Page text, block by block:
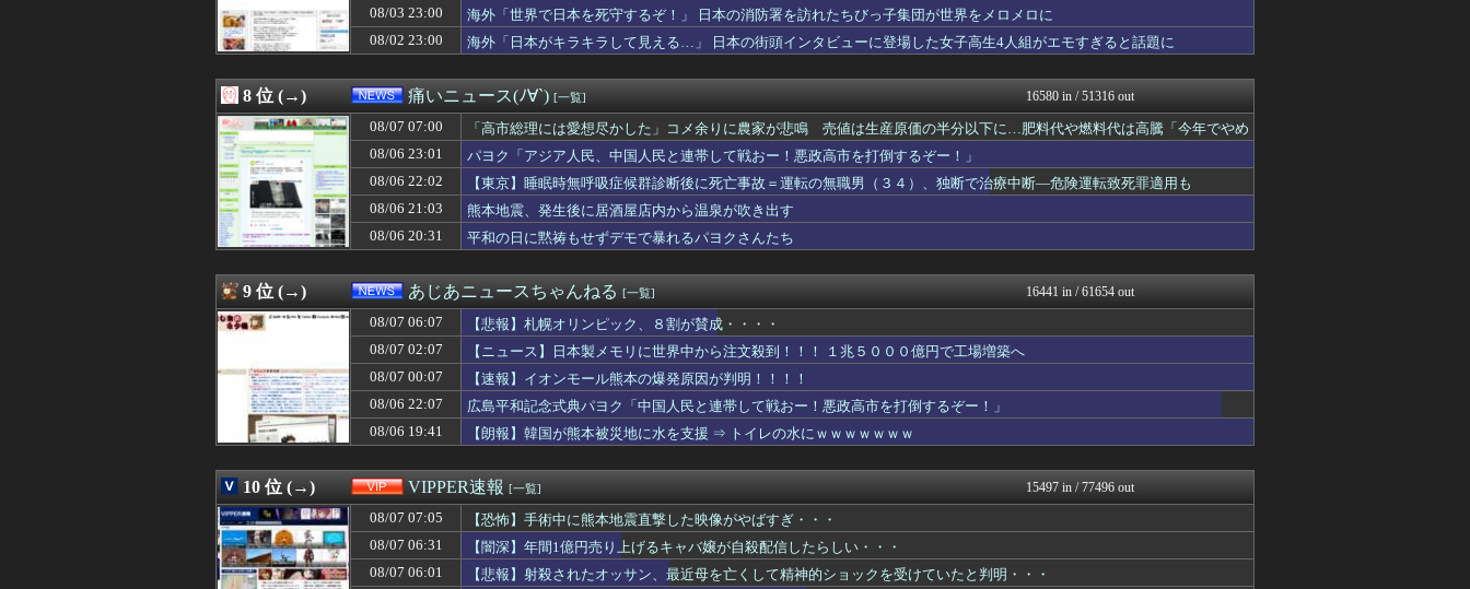
08/07 06:30
【99円】『心霊探偵八雲』 『万能鑑定士Ｑの事件簿』 『東京レイヴンズ』など...
オレ的ゲーム速報＠刃
08/07 06:30
【サッカー】ウガンダサッカー界に衝撃 若き主将が死去 携帯電話強盗に抵抗した末...
フットボール速報
08/07 06:30
【動画】かもしれない運転、限界突破する
キニ速
08/07 06:27
【画像】松本人志さん、大勢の若いファンに囲まれてご満悦・・・
ぶる速-VIP
08/07 06:25
【悲報】パパ活でセッ○スしてきた結果ｗｗｗｗｗｗｗｗwwww
08/07 06:25
【速報】ワンピースの「世界に5種しかない飛行能力」発言の謎が解けるWWW
ゲーム魔人
08/07 06:24
店員さんにタメ口するやつｗｗｗｗｗｗｗｗｗｗｗｗｗｗｗｗｗｗｗｗｗｗｗｗ
08/07 06:22
シングルファーザーワイ、子供の担任と朝を迎える
はーとログ
08/07 06:21
アルゼンチンのファン、W杯決勝の再試合を求める署名活動を開始ｗｗｗ
Samurai GOAL
08/07 06:20
【朗報動画】舞台『美少女戦士セーラームーン』のセーラーウラヌス←くっそかわいい...
08/07 06:18
【朗報】幽遊白書の戸愚呂弟さん、地獄で最も過酷な冥獄界を選ぶｗｗｗ
アニはつ -アニメ発信場-
08/07 06:18
【画像】田中みな実さんの妊娠後の胸がヤバいことになってる
アナ速‐女子アナ画像速報
08/07 06:18
「貰ったなら、その日傘は私が貰って あ げ る」とＡさん。息子に買ってもらえよ...
奥様は鬼女-DQN返しまと...
08/07 06:18
【質問】ゴールデンに冠番組を持つ女アイドルがいないのは何故なのか？
AKB48タイムズ（AKB...
08/07 06:16
【ドジャース6連敗】大谷翔平25号26号ホームランｗｗｗｗｗｗｗｗ
行方不明になった子の名前が「大和」だと知った。その名前について考えた結果、ネッ...
鬼女の宅配便 - 修羅場・...
嫁と子作り中なんだけどこうなるwww
まとめCUP
08/07 06:13
2027年4月に食料品の消費税1％に減税､店頭価格を変えない店も｢利益がほとん...
08/07 06:13
韓国人「熊本地震発生時の病院手術中に突然の大揺れが凄まじい状況だ」
08/07 06:12
【速報】影山優佳（25）、『爆弾発言』キタァアアアアアーーーーー！！
NEWSまとめもりー｜2c...
08/07 06:12
予定より早めに家に帰宅。リビングに「裸の嫁」と男がいた。まさかの不倫現場に遭遇...
浮気ちゃんねる
08/07 06:11
片山さつき（67）ちゃんの防災服ｗｗｗｗｗｗｗｗｗｗｗｗｗｗｗｗｗｗｗ（画像あ...
mashlife通信
08/07 06:10
【賛否両論】バツイチ子連れの私、彼氏が結婚を拒む理由がコレｗｗｗｗｗ
キスログ
08/07 06:10
【画像】Amazon配達員、ブチギレる・・・・・
08/07 06:10
【画像】女優・夏菜、ロンハーで無防備パンチラ
08/07 06:10
【衝撃】21歳女が17歳のセイトの赤ちゃん妊娠→その理由がこれｗｗｗｗ
気団まとめ-噫無情-｜嫁・...
08/07 06:09
【8月7日発売決定】待望の新作がついに登場！ホロライブメンバーたちが熱い戦いを...
トレンドの通り道
08/03 23:00
海外「世界で日本を死守するぞ！」 日本の消防署を訪れたちびっ子集団が世界をメロメロに
08/02 23:00
海外「日本がキラキラして見える…」 日本の街頭インタビューに登場した女子高生4人組がエモすぎると話題に
8 位 (→) 痛いニュース(ﾉ∀`) [一覧] 16580 in / 51316 out
08/07 07:00
「高市総理には愛想尽かした」コメ余りに農家が悲鳴 売値は生産原価の半分以下に…肥料代や燃料代は高騰「今年でやめ
る」農家も
08/06 23:01
パヨク「アジア人民、中国人民と連帯して戦おー！悪政高市を打倒するぞー！」
08/06 22:02
【東京】睡眠時無呼吸症候群診断後に死亡事故＝運転の無職男（３４）、独断で治療中断―危険運転致死罪適用も
08/06 21:03
熊本地震、発生後に居酒屋店内から温泉が吹き出す
08/06 20:31
平和の日に黙祷もせずデモで暴れるパヨクさんたち
9 位 (→) あじあニュースちゃんねる [一覧] 16441 in / 61654 out
08/07 06:07
【悲報】札幌オリンピック、８割が賛成・・・・
08/07 02:07
【ニュース】日本製メモリに世界中から注文殺到！！！ １兆５０００億円で工場増築へ
08/07 00:07
【速報】イオンモール熊本の爆発原因が判明！！！！
08/06 22:07
広島平和記念式典パヨク「中国人民と連帯して戦おー！悪政高市を打倒するぞー！」
08/06 19:41
【朗報】韓国が熊本被災地に水を支援 ⇒ トイレの水にｗｗｗｗｗｗｗ
10 位 (→) VIPPER速報 [一覧] 15497 in / 77496 out
08/07 07:05
【恐怖】手術中に熊本地震直撃した映像がやばすぎ・・・
08/07 06:31
【闇深】年間1億円売り上げるキャバ嬢が自殺配信したらしい・・・
08/07 06:01
【悲報】射殺されたオッサン、最近母を亡くして精神的ショックを受けていたと判明・・・